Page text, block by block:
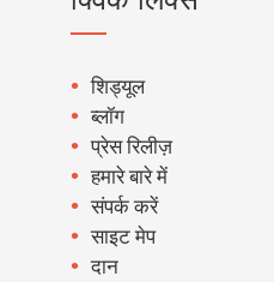
शिड्यूल
ब्लॉग
प्रेस रिलीज़
हमारे बारे में
संपर्क करें
साइट मेप
दान